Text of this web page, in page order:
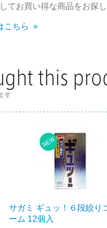
てお買い得な商品をお探
こちら »
サガミ ギュッ！６段絞り
ーム 12個入